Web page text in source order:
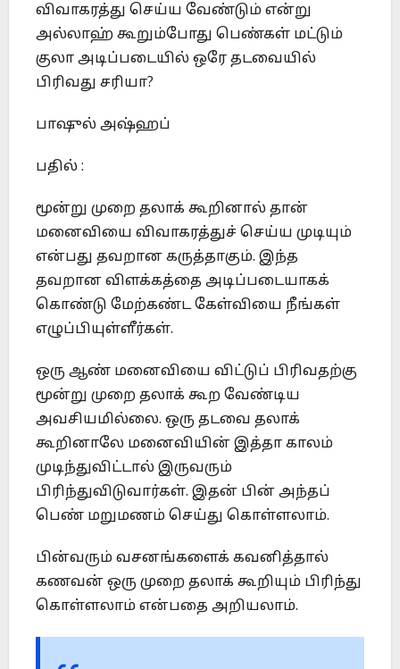
விவாகரத்து செய்ய வேண்டும் என்று
அல்லாஹ் கூறும்போது பெண்கள் மட்டும்
குலா அடிப்படையில் ஒரே தடவையில்
பிரிவது சரியா?
பாஷுல் அஷ்ஹப்
பதில் :
மூன்று முறை தலாக் கூறினால் தான்
மனைவியை விவாகரத்துச் செய்ய முடியும்
என்பது தவறான கருத்தாகும். இந்த
தவறான விளக்கத்தை அடிப்படையாகக்
கொண்டு மேற்கண்ட கேள்வியை நீங்கள்
எழுப்பியுள்ளீர்கள்.
ஒரு ஆண் மனைவியை விட்டுப் பிரிவதற்கு
மூன்று முறை தலாக் கூற வேண்டிய
அவசியமில்லை. ஒரு தடவை தலாக்
கூறினாலே மனைவியின் இத்தா காலம்
முடிந்துவிட்டால் இருவரும்
பிரிந்துவிடுவார்கள். இதன் பின் அந்தப்
பெண் மறுமணம் செய்து கொள்ளலாம்.
பின்வரும் வசனங்களைக் கவனித்தால்
கணவன் ஒரு முறை தலாக் கூறியும் பிரிந்து
கொள்ளலாம் என்பதை அறியலாம்.